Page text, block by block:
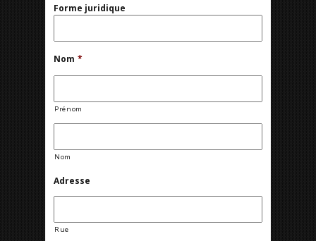
Forme juridique
Nom *
Prénom
Nom
Adresse
Rue